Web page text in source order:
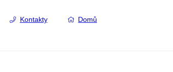
Kontakty Domů